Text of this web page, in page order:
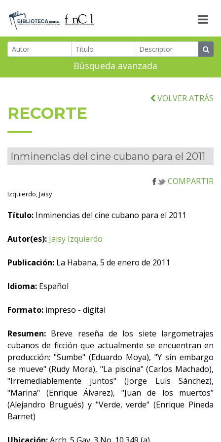
Búsqueda avanzada
VOLVER ATRÁS
RECORTE
Inminencias del cine cubano para el 2011
COMPARTIR
Izquierdo, Jaisy
Título: Inminencias del cine cubano para el 2011
Autor(es): Jaisy Izquierdo
Publicación: La Habana, 5 de enero de 2011
Idioma: Español
Formato: impreso - digital
Resumen: Breve reseña de los siete largometrajes
cubanos de ficción que actualmente se encuentran en
producción: "Sumbe" (Eduardo Moya), "Y sin embargo
se mueve" (Rudy Mora), "La piscina" (Carlos Machado),
"Irremediablemente juntos" (Jorge Luis Sánchez),
"Marina" (Enrique Álvarez), "Juan de los muertos"
(Alejandro Brugués) y "Verde, verde" (Enrique Pineda
Barnet)